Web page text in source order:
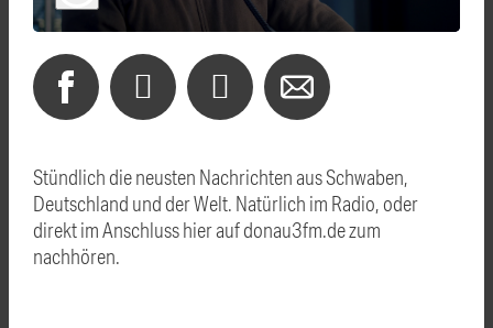
Stündlich die neusten Nachrichten aus Schwaben,
Deutschland und der Welt. Natürlich im Radio, oder
direkt im Anschluss hier auf donau3fm.de zum
nachhören.